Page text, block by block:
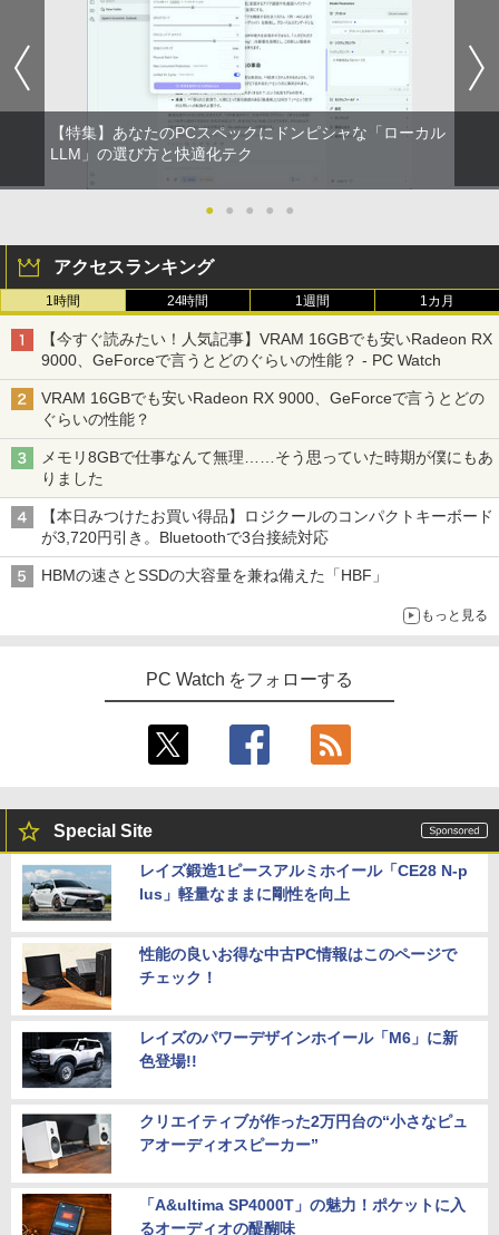
レスイヤホン bluetooth イヤホン V12 小型
軽量 ブルートゥースHi-Fi 最大36時間再生 ぶ
るーとゅーす コードレス ENCノイズキャン
セリング 自動ペアリング Type-C充電 マイク
付き 防水 タッチ式音量調整 スポーツ/通勤/通
学/WEB会議(ホワイト)
￥1,964
Xiaomi シャオミ REDMI Buds 8 Lite ワイヤ
￥3,480
On My Road (Stadium ver.)
￥250
￥1,625
【Amazon.co.jp限定】 伊藤園 磨かれて、澄
みきった日本の水 2L 8本 ラベルレス [ ケース
] [ 水 ] [ ペットボトル ] [ 箱買い ] [ ストック
] [ 水分補給 ]
スーパーの裏でヤニ吸うふたり 9巻 (デジタル
版ビッグガンガンコミックス)
￥810
【特集】あなたのPCスペックにドンピシャな「ローカル
LLM」の選び方と快適化テク
● ● ● ● ●
アクセスランキング
1時間 24時間 1週間 1カ月
【今すぐ読みたい！人気記事】VRAM 16GBでも安いRadeon RX
9000、GeForceで言うとどのぐらいの性能？ - PC Watch
VRAM 16GBでも安いRadeon RX 9000、GeForceで言うとどの
ぐらいの性能？
メモリ8GBで仕事なんて無理……そう思っていた時期が僕にもあ
りました
【本日みつけたお買い得品】ロジクールのコンパクトキーボード
が3,720円引き。Bluetoothで3台接続対応
HBMの速さとSSDの大容量を兼ね備えた「HBF」
もっと見る
PC Watch をフォローする
Special Site
レイズ鍛造1ピースアルミホイール「CE28 N-p
lus」軽量なままに剛性を向上
性能の良いお得な中古PC情報はこのページで
チェック！
レイズのパワーデザインホイール「M6」に新
色登場!!
クリエイティブが作った2万円台の“小さなピュ
アオーディオスピーカー”
「A&ultima SP4000T」の魅力！ポケットに入
るオーディオの醍醐味